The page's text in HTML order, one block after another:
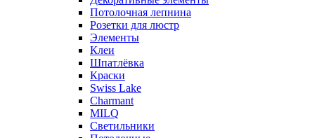
Потолочная лепнина
Розетки для люстр
Элементы
Клеи
Шпатлёвка
Краски
Swiss Lake
Charmant
MILQ
Светильники